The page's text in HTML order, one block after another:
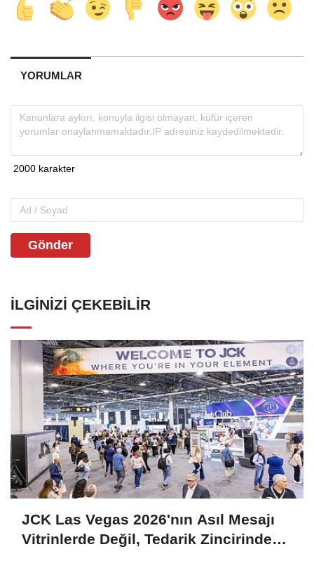
YORUMLAR
Gönder
İLGINIZI ÇEKEBILIR
JCK Las Vegas 2026'nın Asıl Mesajı
Vitrinlerde Değil, Tedarik Zincirinde